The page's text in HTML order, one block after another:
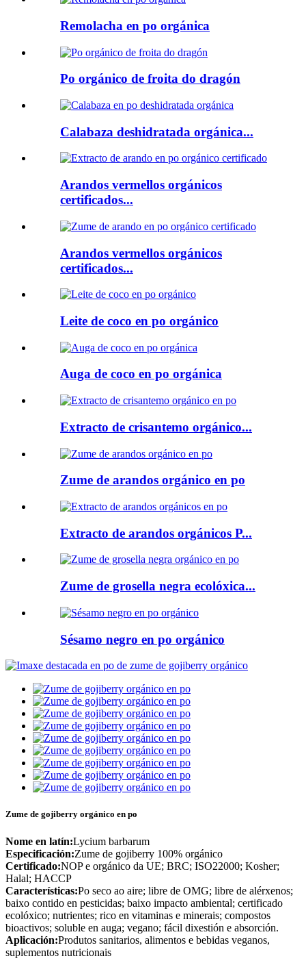
Remolacha en po orgánica
Po orgánico de froita do dragón
Calabaza deshidratada orgánica...
Arandos vermellos orgánicos
certificados...
Arandos vermellos orgánicos
certificados...
Leite de coco en po orgánico
Auga de coco en po orgánica
Extracto de crisantemo orgánico...
Zume de arandos orgánico en po
Extracto de arandos orgánicos P...
Zume de grosella negra ecolóxica...
Sésamo negro en po orgánico
Zume de gojiberry orgánico en po
Nome en latín:Lycium barbarum
Especificación:Zume de gojiberry 100% orgánico
Certificado:NOP e orgánico da UE; BRC; ISO22000; Kosher;
Halal; HACCP
Características:Po seco ao aire; libre de OMG; libre de alérxenos;
baixo contido en pesticidas; baixo impacto ambiental; certificado
ecolóxico; nutrientes; rico en vitaminas e minerais; compostos
bioactivos; soluble en auga; vegano; fácil dixestión e absorción.
Aplicación:Produtos sanitarios, alimentos e bebidas veganos,
suplementos nutricionais